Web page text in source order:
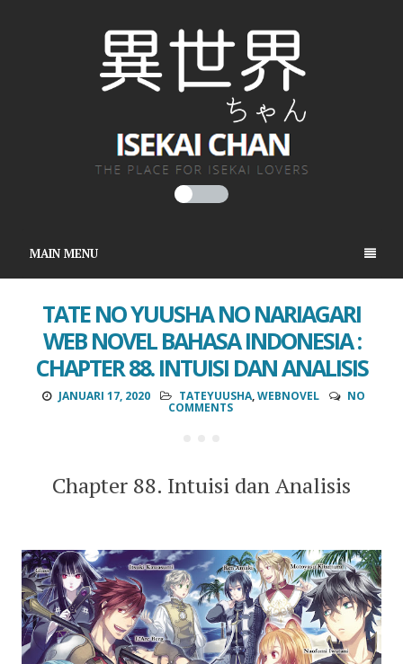
MAIN MENU
TATE NO YUUSHA NO NARIAGARI
WEB NOVEL BAHASA INDONESIA :
CHAPTER 88. INTUISI DAN ANALISIS
JANUARI 17, 2020 TATEYUUSHA,WEBNOVEL NO
COMMENTS
Chapter 88. Intuisi dan Analisis